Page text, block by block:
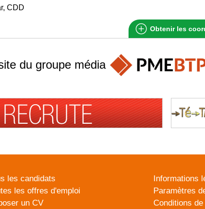
CDD
Obtenir les
du groupe média
les candidats
les offres d'emploi
un CV
Informations
Paramètres
Conditions